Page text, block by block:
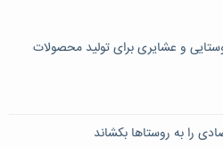
و عشایری برای تولید محصولات
را به روستاها بکشاند